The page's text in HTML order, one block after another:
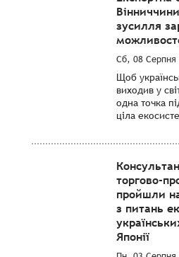
зусилля
Сб, 08
Щоб
виходив у
одна точка
ціла
торгово-
пройшли
з питань
Японії